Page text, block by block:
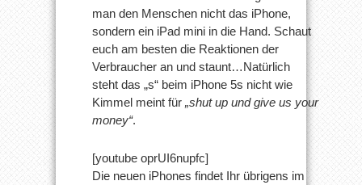
man den Menschen nicht das iPhone,
sondern ein iPad mini in die Hand. Schaut
euch am besten die Reaktionen der
Verbraucher an und staunt…Natürlich
steht das „s“ beim iPhone 5s nicht wie
Kimmel meint für „shut up und give us your
money“.
[youtube oprUI6nupfc]
Die neuen iPhones findet Ihr übrigens im